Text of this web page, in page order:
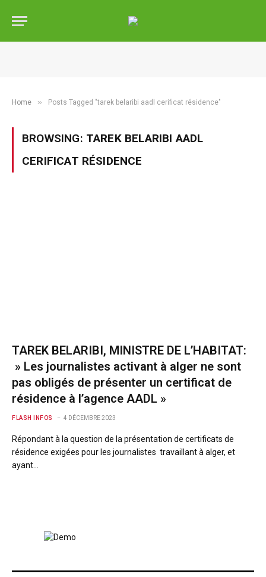
Home » Posts Tagged "tarek belaribi aadl cerificat résidence"
BROWSING: TAREK BELARIBI AADL
CERIFICAT RÉSIDENCE
TAREK BELARIBI, MINISTRE DE L’HABITAT:
» Les journalistes activant à alger ne sont
pas obligés de présenter un certificat de
résidence à l’agence AADL »
FLASH INFOS 4 DÉCEMBRE 2023
Répondant à la question de la présentation de certificats de
résidence exigées pour les journalistes travaillant à alger, et
ayant…